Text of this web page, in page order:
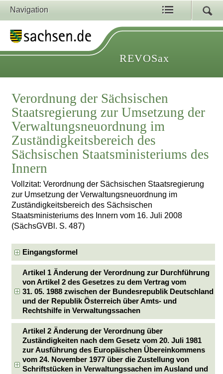
Navigation
REVOSax
Verordnung der Sächsischen
Staatsregierung zur Umsetzung der
Verwaltungsneuordnung im
Zuständigkeitsbereich des
Sächsischen Staatsministeriums des
Innern
Vollzitat: Verordnung der Sächsischen Staatsregierung
zur Umsetzung der Verwaltungsneuordnung im
Zuständigkeitsbereich des Sächsischen
Staatsministeriums des Innern vom 16. Juli 2008
(SächsGVBl. S. 487)
Eingangsformel
Artikel 1 Änderung der Verordnung zur Durchführung
von Artikel 2 des Gesetzes zu dem Vertrag vom
31. 05. 1988 zwischen der Bundesrepublik Deutschland
und der Republik Österreich über Amts- und
Rechtshilfe in Verwaltungssachen
Artikel 2 Änderung der Verordnung über
Zuständigkeiten nach dem Gesetz vom 20. Juli 1981
zur Ausführung des Europäischen Übereinkommens
vom 24. November 1977 über die Zustellung von
Schriftstücken in Verwaltungssachen im Ausland und